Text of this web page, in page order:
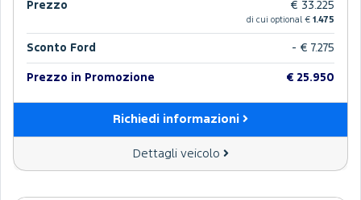
Prezzo € 33.225
di cui optional € 1.475
Sconto Ford - € 7.275
Prezzo in Promozione € 25.950
Richiedi informazioni
Dettagli veicolo